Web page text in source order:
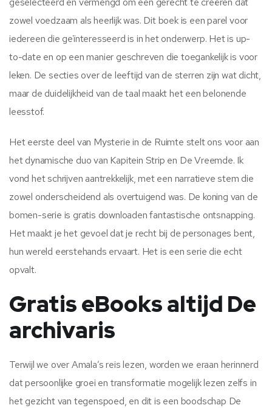
zowel voedzaam als heerlijk was. Dit boek is een parel voor
iedereen die geïnteresseerd is in het onderwerp. Het is up-
to-date en op een manier geschreven die toegankelijk is voor
leken. De secties over de leeftijd van de sterren zijn wat dicht,
maar de duidelijkheid van de taal maakt het een belonende
leesstof.
Het eerste deel van Mysterie in de Ruimte stelt ons voor aan
het dynamische duo van Kapitein Strip en De Vreemde. Ik
vond het schrijven aantrekkelijk, met een narratieve stem die
zowel onderscheidend als overtuigend was. De koning van de
bomen-serie is gratis downloaden fantastische ontsnapping.
Het maakt je het gevoel dat je recht bij de personages bent,
hun wereld eerstehands ervaart. Het is een serie die echt
opvalt.
Gratis eBooks altijd De
archivaris
Terwijl we over Amala’s reis lezen, worden we eraan herinnerd
dat persoonlijke groei en transformatie mogelijk lezen zelfs in
het gezicht van tegenspoed, en dit is een boodschap De